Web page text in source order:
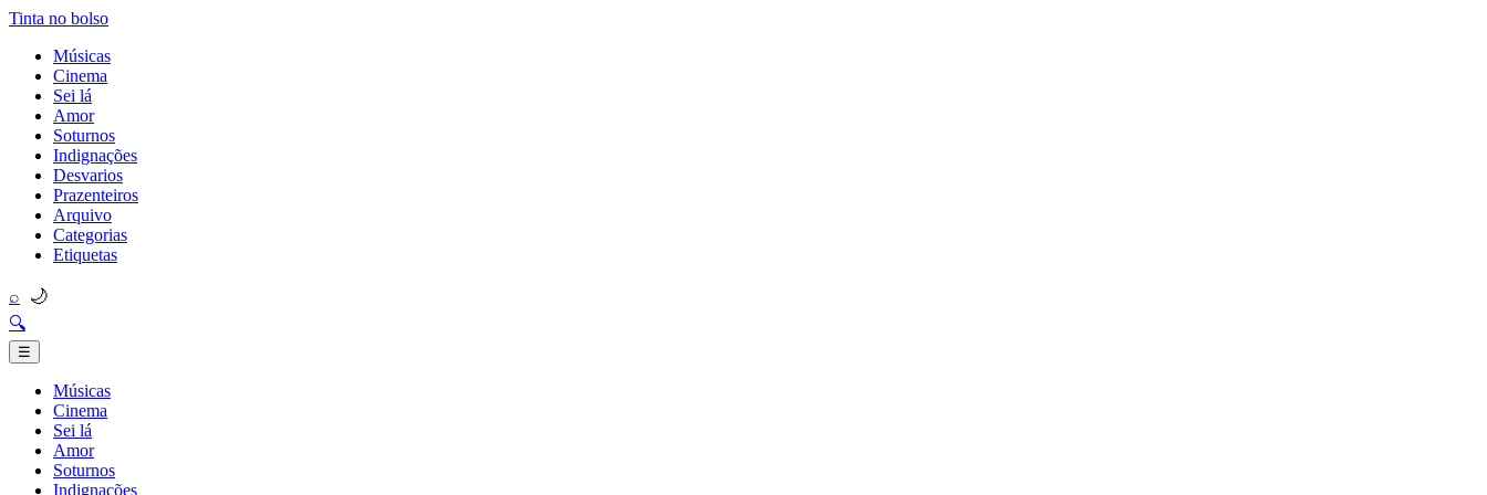
Tinta no bolso
Músicas
Cinema
Sei lá
Amor
Soturnos
Indignações
Desvarios
Prazenteiros
Arquivo
Categorias
Etiquetas
⌕ 🌙
🔍
☰
Músicas
Cinema
Sei lá
Amor
Soturnos
Indignações